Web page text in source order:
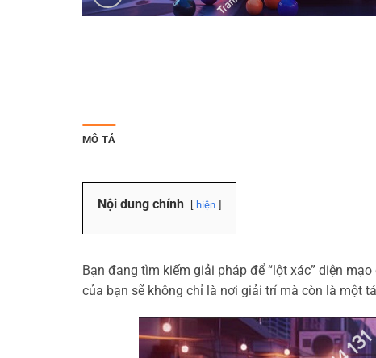
MÔ TẢ
Nội dung chính hiện
Bạn đang tìm kiếm giải pháp để “lột xác” diện
của bạn sẽ không chỉ là nơi giải trí mà còn là một